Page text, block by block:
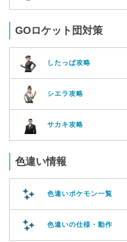
GOロケット団対策
したっぱ攻略
シエラ攻略
サカキ攻略
色違い情報
色違いポケモン一覧
色違いの仕様・動作